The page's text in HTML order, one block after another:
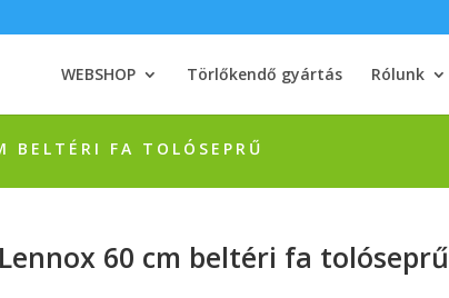
WEBSHOP Törlőkendő gyártás Rólunk
FA TOLÓSEPRŰ
60 cm beltéri fa tolóseprű